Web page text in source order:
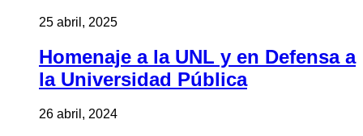
25 abril, 2025
Homenaje a la UNL y en Defensa a
la Universidad Pública
26 abril, 2024